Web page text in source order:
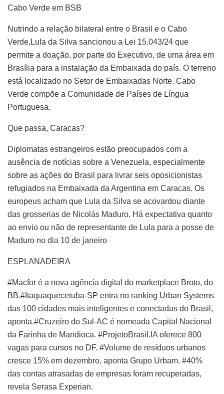
Cabo Verde em BSB
Nutrindo a relação bilateral entre o Brasil e o Cabo
Verde,Lula da Silva sancionou a Lei 15.043/24 que
permite a doação, por parte do Executivo, de uma área em
Brasília para a instalação da Embaixada do país. O terreno
está localizado no Setor de Embaixadas Norte. Cabo
Verde compõe a Comunidade de Países de Língua
Portuguesa.
Que passa, Caracas?
Diplomatas estrangeiros estão preocupados com a
ausência de notícias sobre a Venezuela, especialmente
sobre as ações do Brasil para livrar seis oposicionistas
refugiados na Embaixada da Argentina em Caracas. Os
europeus acham que Lula da Silva se acovardou diante
das grosserias de Nicolás Maduro. Há expectativa quanto
ao envio ou não de representante de Lula para a posse de
Maduro no dia 10 de janeiro
ESPLANADEIRA
#Macfor é a nova agência digital do marketplace Broto, do
BB.#Itaquaquecetuba-SP entra no ranking Urban Systems
das 100 cidades mais inteligentes e conectadas do Brasil,
aponta.#Cruzeiro do Sul-AC é nomeada Capital Nacional
da Farinha de Mandioca. #ProjetoBrasil.IA oferece 800
vagas para cursos no DF. #Volume de resíduos urbanos
cresce 15% em dezembro, aponta Grupo Urbam. #40%
das contas atrasadas de empresas foram recuperadas,
revela Serasa Experian.